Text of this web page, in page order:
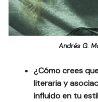
Andrés G.
¿Cómo crees
literaria y
influido en tu